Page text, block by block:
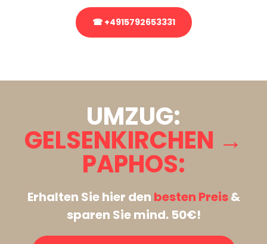
☎ +4915792653331
UMZUG:
GELSENKIRCHEN →
PAPHOS:
Erhalten Sie hier den besten Preis&
sparen Sie mind. 50€!